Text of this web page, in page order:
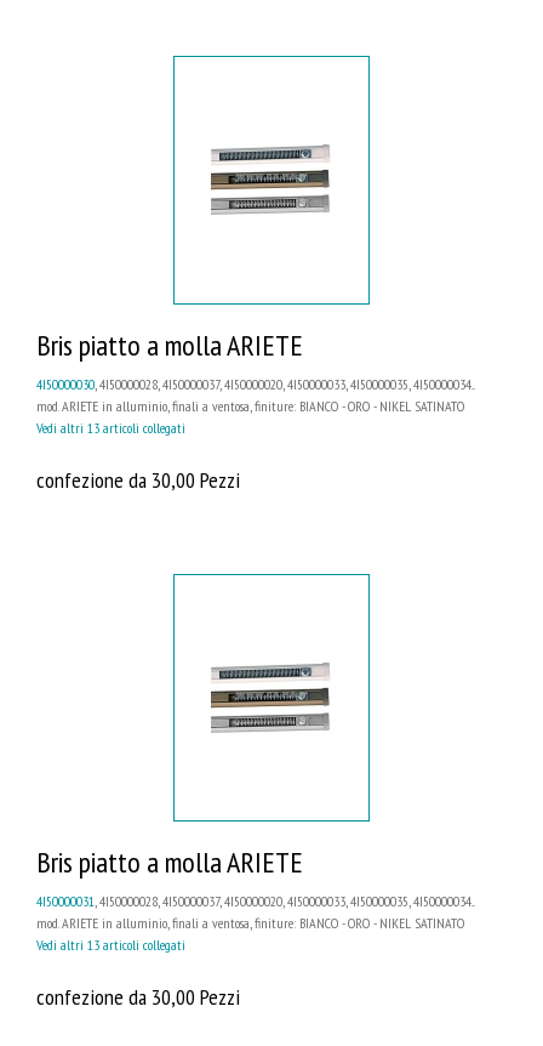
Bris piatto a molla ARIETE
4I50000030 , 4I50000028, 4I50000037, 4I50000020, 4I50000033, 4I50000035, 4I50000034...
mod. ARIETE in alluminio, finali a ventosa, finiture: BIANCO - ORO - NIKEL SATINATO
Vedi altri 13 articoli collegati
confezione da 30,00 Pezzi
Bris piatto a molla ARIETE
4I50000031, 4I50000028, 4I50000037, 4I50000020, 4I50000033, 4I50000035, 4I50000034...
mod. ARIETE in alluminio, finali a ventosa, finiture: BIANCO - ORO - NIKEL SATINATO
Vedi altri 13 articoli collegati
confezione da 30,00 Pezzi